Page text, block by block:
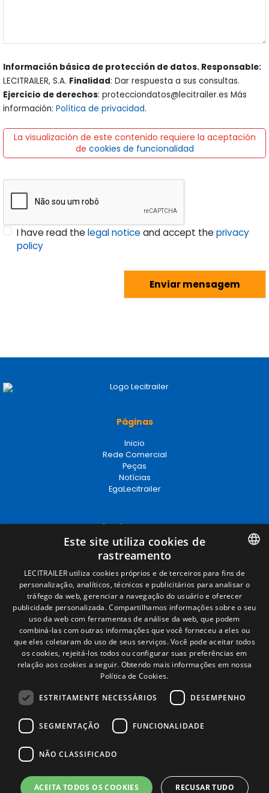
Información básica de protección de datos. Responsable:
LECITRAILER, S.A. Finalidad: Dar respuesta a sus consultas.
Ejercicio de derechos: protecciondatos@lecitrailer.es Más
información: Política de privacidad.
La visualización de este contenido requiere la aceptación
de cookies de funcionalidad
I have read thelegal noticeand accept theprivacy
policy
Páginas
Inicio
Rede Comercial
Peças
Notícias
EgaLecitrailer
Términos legales
Aviso legal
Política de privacidade
Política de cookies
Condições Gerais de Venda
Gerenciar cookies
Contacto
Camino de los Huertos, S/N. Apdo 100
50620 - Casetas (Zaragoza) SPAIN
+(34) 976 462 121
SPANISH
ENGLISH
FRENCH
ITALIAN
PORTUGUESE
Este site utiliza cookies de
rastreamento
LECITRAILER utiliza cookies próprios e de terceiros para fins de
personalização, analíticos, técnicos e publicitários para analisar o
tráfego da web, gerenciar a navegação do usuário e oferecer
publicidade personalizada. Compartilhamos informações sobre o seu
uso da web com ferramentas de análise da web, que podem
combiná-las com outras informações que você forneceu a eles ou
que eles coletaram do uso de seus serviços. Você pode aceitar todos
os cookies, rejeitá-los todos ou configurar suas preferências em
relação aos cookies a seguir. Obtendo mais informações em nossa
Política de Cookies.
ESTRITAMENTE NECESSÁRIOS DESEMPENHO
SEGMENTAÇÃO FUNCIONALIDADE
NÃO CLASSIFICADO
ACEITA TODOS OS COOKIES RECUSAR TUDO